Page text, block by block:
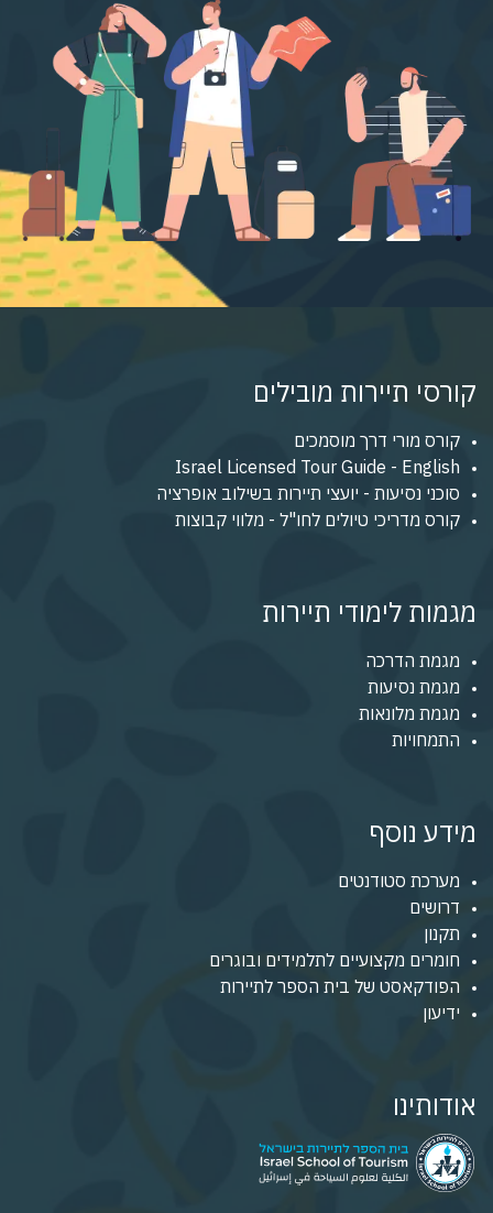
קורסי תיירות מובילים
קורס מורי דרך מוסמכים
Israel Licensed Tour Guide - English
סוכני נסיעות - יועצי תיירות בשילוב אופרציה
קורס מדריכי טיולים לחו"ל - מלווי קבוצות
מגמות לימודי תיירות
מגמת הדרכה
מגמת נסיעות
מגמת מלונאות
התמחויות
מידע נוסף
מערכת סטודנטים
דרושים
תקנון
חומרים מקצועיים לתלמידים ובוגרים
הפודקאסט של בית הספר לתיירות
ידיעון
אודותינו